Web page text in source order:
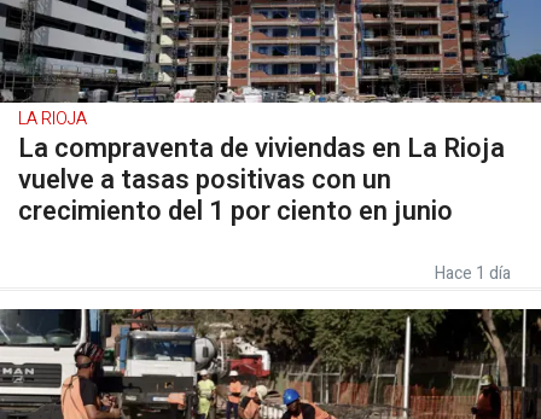
LA RIOJA
La compraventa de viviendas en La Rioja
vuelve a tasas positivas con un
crecimiento del 1 por ciento en junio
Hace 1 día